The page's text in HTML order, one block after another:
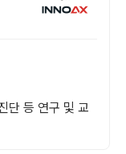
단 등 연구 및 교